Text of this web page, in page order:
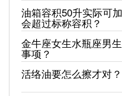
油箱容积50升实际可
会超过标称容积？
金牛座女生水瓶座男
事项？
活络油要怎么擦才对